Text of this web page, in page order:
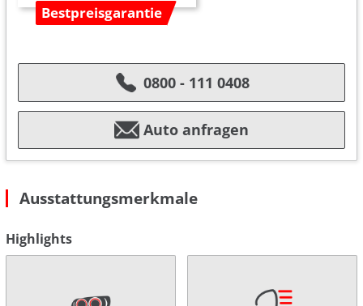
Bestpreisgarantie
0800 - 111 0408
Auto anfragen
Ausstattungsmerkmale
Highlights